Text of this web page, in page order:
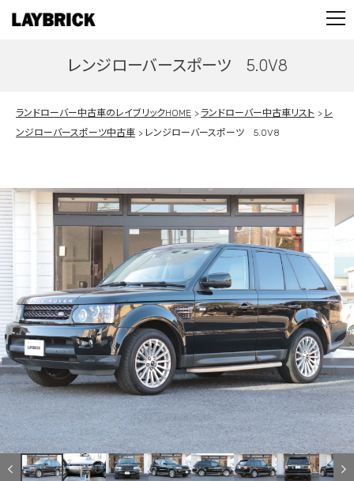
CONTACT
レンジローバースポーツ 5.0V8
ランドローバー中古車のレイブリックHOME ランドローバー中古車リスト
レ
ンジローバースポーツ中古車
レンジローバースポーツ 5.0V8